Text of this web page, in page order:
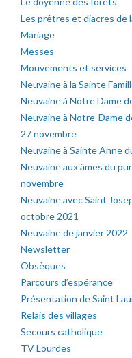
Les prêtres et diacres de
Mariage
Messes
Mouvements et services
Neuvaine à la Sainte
Neuvaine à Notre Dame
Neuvaine à Notre-Dame
27 novembre
Neuvaine à Sainte Anne
Neuvaine aux âmes du
novembre
Neuvaine avec Saint
octobre 2021
Neuvaine de janvier 2022
Newsletter
Obsèques
Parcours d’espérance
Présentation de Saint
Relais des villages
Secours catholique
TV Lourdes